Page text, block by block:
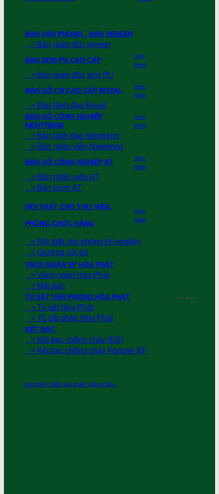
BÀN VĂN PHÒNG - BÀN VENEER
> Bàn giám đốc veneer
BÀN SƠN PU CAO CẤP
Xem
thêm
> Bàn giám đốc sơn PU
BÀN GỖ CN CAO CẤP ROYAL
Xem
thêm
> Bàn lãnh đạo Royal
BÀN GỖ CÔNG NGHIỆP
NEWTREND
Xem
thêm
> Bàn lãnh đạo Newtrend
> Bàn nhân viên Newtrend
BÀN GỖ CÔNG NGHIỆP AT
Xem
thêm
> Bàn nhân viên AT
> Bàn lượn AT
NỘI THẤT CHO THƯ VIỆN,
PHÒNG CHỨC NĂNG
Xem
thêm
> Nội thất cho phòng thí nghiệm
> Giường nội trú
VÁCH NGĂN VP HÒA PHÁT
> Vách ngăn Hòa Phát
> Mặt bàn
TỦ SẮT VĂN PHÒNG HÒA PHÁT Xem thêm
> Tủ sắt Hòa Phát
> Tủ sắt ghép Hòa Phát
KÉT BẠC
> Két bạc chống cháy (KS)
> Két bạc chống cháy Fortune KF
Xem thêm nhiều sản phẩm nữa tại đây...